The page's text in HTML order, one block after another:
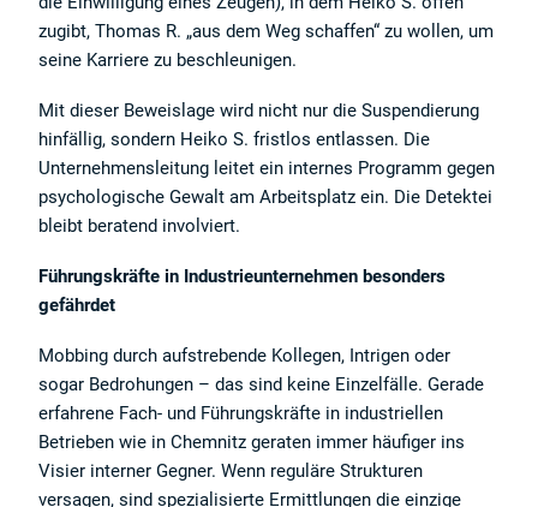
zugibt, Thomas R. „aus dem Weg schaffen“ zu wollen, um
seine Karriere zu beschleunigen.
Mit dieser Beweislage wird nicht nur die Suspendierung
hinfällig, sondern Heiko S. fristlos entlassen. Die
Unternehmensleitung leitet ein internes Programm gegen
psychologische Gewalt am Arbeitsplatz ein. Die Detektei
bleibt beratend involviert.
Führungskräfte in Industrieunternehmen besonders
gefährdet
Mobbing durch aufstrebende Kollegen, Intrigen oder
sogar Bedrohungen – das sind keine Einzelfälle. Gerade
erfahrene Fach- und Führungskräfte in industriellen
Betrieben wie in Chemnitz geraten immer häufiger ins
Visier interner Gegner. Wenn reguläre Strukturen
versagen, sind spezialisierte Ermittlungen die einzige